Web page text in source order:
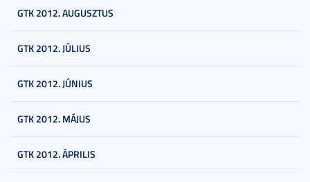
GTK 2012. AUGUSZTUS
GTK 2012. JÚLIUS
GTK 2012. JÚNIUS
GTK 2012. MÁJUS
GTK 2012. ÁPRILIS